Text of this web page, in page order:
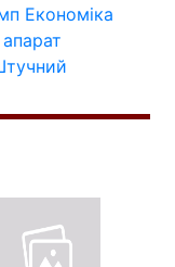
Економіка